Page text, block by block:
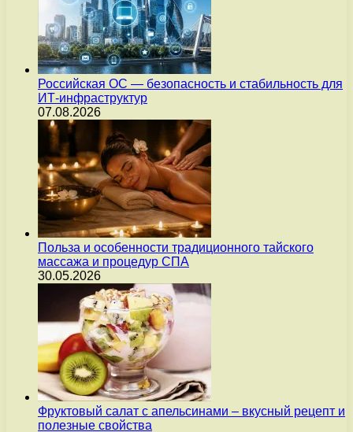
Российская ОС — безопасность и стабильность для
ИТ-инфраструктур
07.08.2026
Польза и особенности традиционного тайского
массажа и процедур СПА
30.05.2026
Фруктовый салат с апельсинами – вкусный рецепт и
полезные свойства